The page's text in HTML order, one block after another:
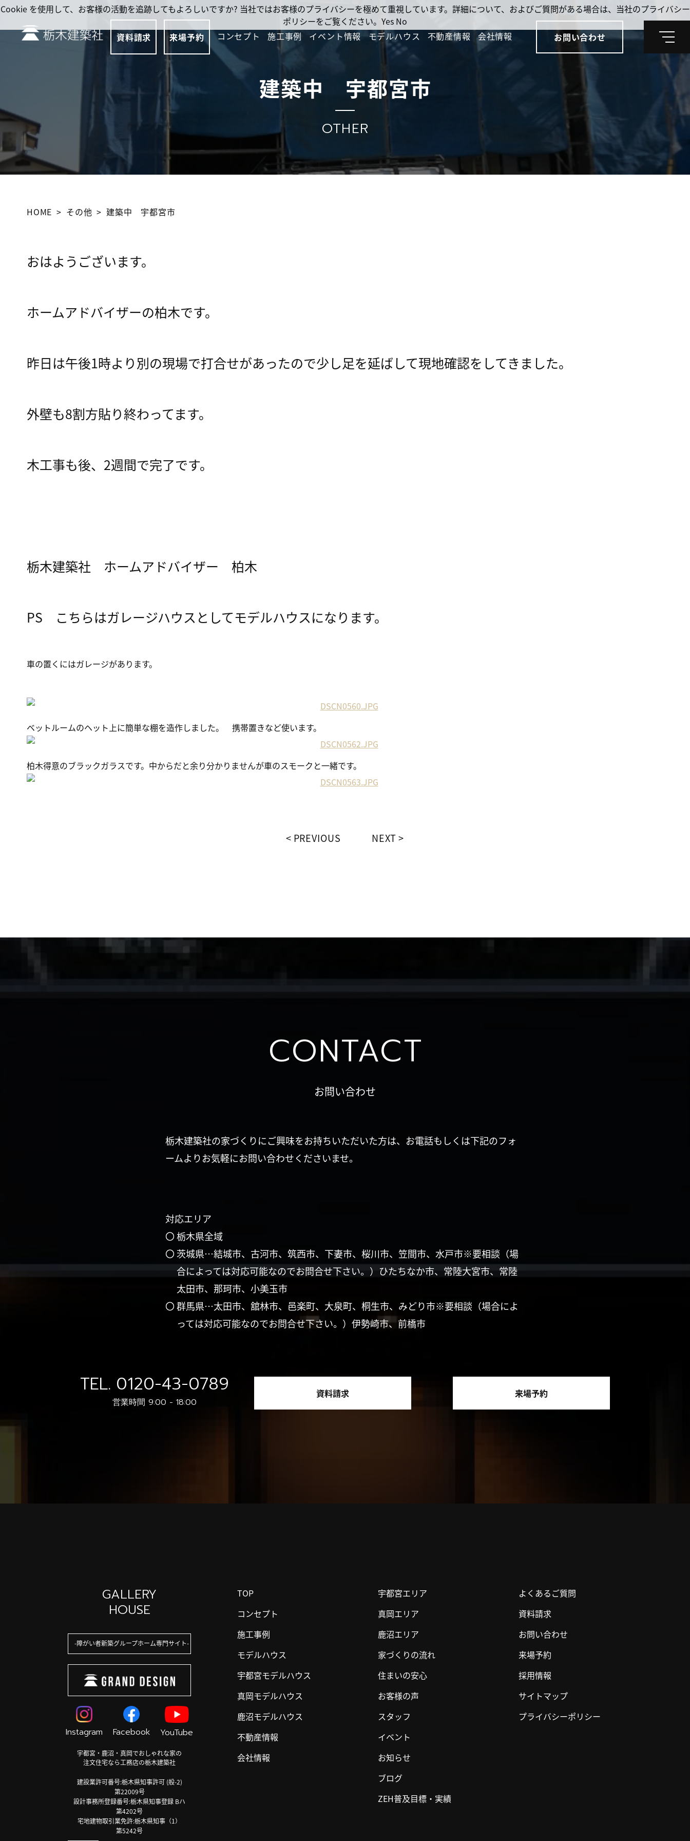
資料請求 来場予約 コンセプト 施工事例 イベント情報 モデルハウス 不動産情報 会社情報 お問い合わせ
メ
ー
建築中 宇都宮市
OTHER
HOME その他 建築中 宇都宮市
おはようございます。
ホームアドバイザーの柏木です。
昨日は午後1時より別の現場で打合せがあったので少し足を延ばして現地確認をしてきました。
外壁も8割方貼り終わってます。
木工事も後、2週間で完了です。
栃木建築社 ホームアドバイザー 柏木
PS こちらはガレージハウスとしてモデルハウスになります。
車の置くにはガレージがあります。
ベットルームのヘット上に簡単な棚を造作しました。 携帯置きなど使います。
柏木得意のブラックガラスです。中からだと余り分かりませんが車のスモークと一緒です。
PREVIOUS NEXT
CONTACT
お問い合わせ
栃木建築社の家づくりにご興味をお持ちいただいた方は、お電話もしくは下記のフォ
ームよりお気軽にお問い合わせくださいませ。
対応エリア
〇 栃木県全域
〇 茨城県…結城市、古河市、筑西市、下妻市、桜川市、笠間市、水戸市※要相談（場
合によっては対応可能なのでお問合せ下さい。）ひたちなか市、常陸大宮市、常陸
太田市、那珂市、小美玉市
〇 群馬県…太田市、舘林市、邑楽町、大泉町、桐生市、みどり市※要相談（場合によ
っては対応可能なのでお問合せ下さい。）伊勢崎市、前橋市
TEL. 0120-43-0789
営業時間 9:00 - 18:00
資料請求 来場予約
GALLERY
HOUSE
障がい者新築グループホーム専門サイト
Instagram Facebook YouTube
宇都宮・鹿沼・真岡でおしゃれな家の
注文住宅なら工務店の栃木建築社
建設業許可番号:栃木県知事許可 (般-2)
第22009号
設計事務所登録番号:栃木県知事登録 Bハ
第4202号
宅地建物取引業免許:栃木県知事（1）
第5242号
TOP
コンセプト
施工事例
モデルハウス
宇都宮モデルハウス
真岡モデルハウス
鹿沼モデルハウス
不動産情報
会社情報
宇都宮エリア
真岡エリア
鹿沼エリア
家づくりの流れ
住まいの安心
お客様の声
スタッフ
イベント
お知らせ
ブログ
ZEH普及目標・実績
よくあるご質問
資料請求
お問い合わせ
来場予約
採用情報
サイトマップ
プライバシーポリシー
Cookie を使用して、お客様の活動を追跡してもよろしいですか? 当社ではお客様のプライバシーを極めて重視しています。詳細について、およびご質問がある場合は、当社のプライバシー
ポリシーをご覧ください。 Yes No